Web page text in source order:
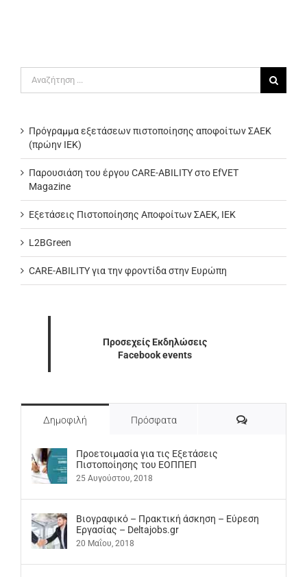
Πρόγραμμα εξετάσεων πιστοποίησης αποφοίτων ΣΑΕΚ
(πρώην ΙΕΚ)
Παρουσιάση του έργου CARE-ABILITY στο EfVET
Magazine
Εξετάσεις Πιστοποίησης Αποφοίτων ΣΑΕΚ, ΙΕΚ
L2BGreen
CARE-ABILITY για την φροντίδα στην Ευρώπη
Προσεχείς Εκδηλώσεις
Facebook events
Δημοφιλή Πρόσφατα Σχόλια
Προετοιμασία για τις Εξετάσεις
Πιστοποίησης του ΕΟΠΠΕΠ
25 Αυγούστου, 2018
Βιογραφικό – Πρακτική άσκηση – Εύρεση
Εργασίας – Deltajobs.gr
20 Μαΐου, 2018